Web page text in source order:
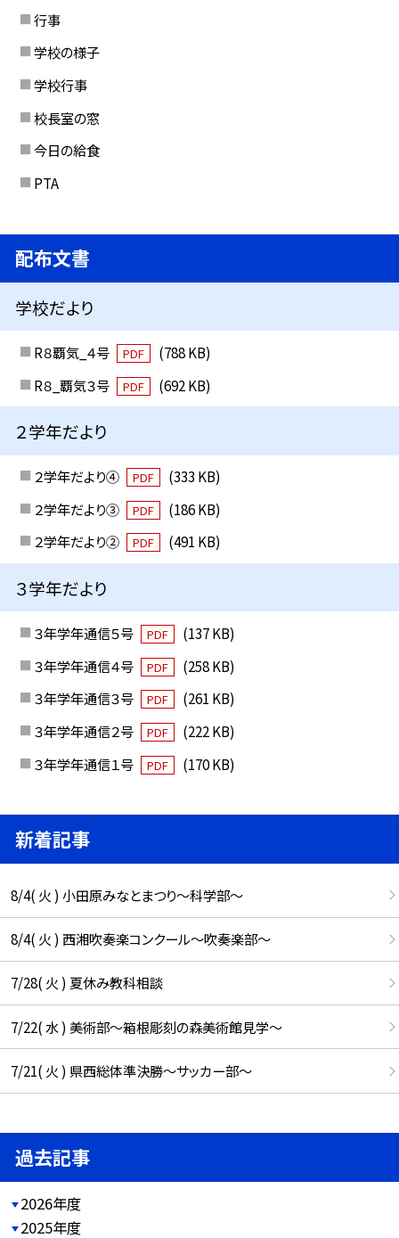
行事
学校の様子
学校行事
校長室の窓
今日の給食
PTA
配布文書
学校だより
R８覇気_４号 PDF
(788 KB)
R８_覇気３号
PDF (692 KB)
２学年だより
２学年だより④ PDF
(333 KB)
２学年だより③
PDF
(186 KB)
２学年だより②
PDF (491 KB)
３学年だより
３年学年通信５号 PDF
(137 KB)
３年学年通信４号
PDF
(258 KB)
３年学年通信３号
PDF
(261 KB)
３年学年通信２号
PDF
(222 KB)
３年学年通信１号
PDF (170 KB)
新着記事
8/4( 火 ) 小田原みなとまつり～科学部～
8/4( 火 ) 西湘吹奏楽コンクール～吹奏楽部～
7/28( 火 ) 夏休み教科相談
7/22( 水 ) 美術部～箱根彫刻の森美術館見学～
7/21( 火 ) 県西総体準決勝～サッカー部～
過去記事
2026年度
2025年度